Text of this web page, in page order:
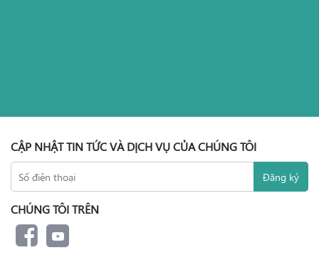
CẬP NHẬT TIN TỨC VÀ DỊCH VỤ CỦA CHÚNG TÔI
CHÚNG TÔI TRÊN